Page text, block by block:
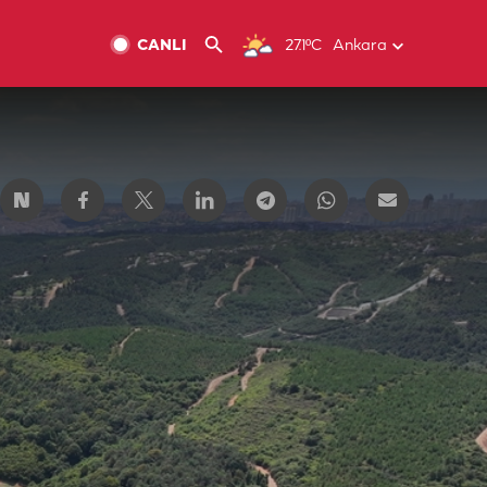
27.1ºC Ankara
CANLI